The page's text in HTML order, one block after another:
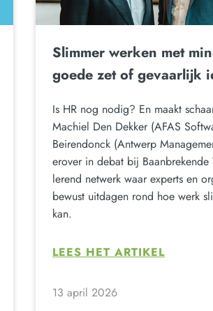
Slimmer werken met
goede zet of gevaarlijk
Is HR nog nodig? En maakt
Machiel Den Dekker (AFAS
Beirendonck (Antwerp
erover in debat bij Baanbrekende
lerend netwerk waar experts en
bewust uitdagen rond hoe werk
kan.
LEES HET ARTIKEL
13 april 2026